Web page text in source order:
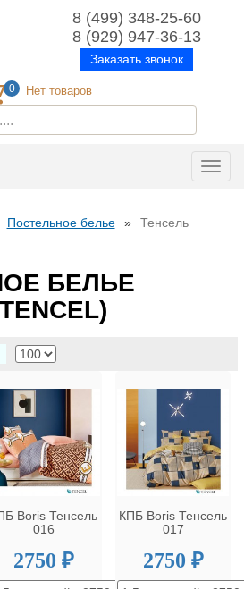
0
8 (499) 348-25-60
8 (929) 947-36-13
Заказать звонок
Постельное белье » Тенсель
БЕЛЬЕ
Boris Тенсель
016
2750 ₽
КПБ Boris Тенсель
017
2750 ₽